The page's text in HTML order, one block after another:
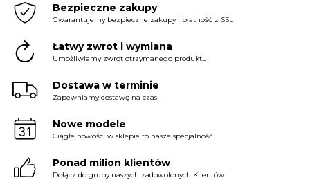
Bezpieczne zakupy
Gwarantujemy bezpieczne zakupy i płatność z SSL
Łatwy zwrot i wymiana
Umożliwiamy zwrot otrzymanego produktu
Dostawa w terminie
Zapewniamy dostawę na czas
Nowe modele
Ciągłe nowości w sklepie to nasza specjalność
Ponad milion klientów
Dołącz do grupy naszych zadowolonych Klientów